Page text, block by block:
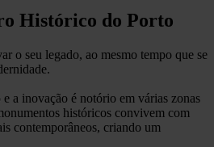
Histórico do Porto
o seu legado, ao mesmo tempo que se
.
a inovação é notório em várias zonas
históricos convivem com
contemporâneos, criando um